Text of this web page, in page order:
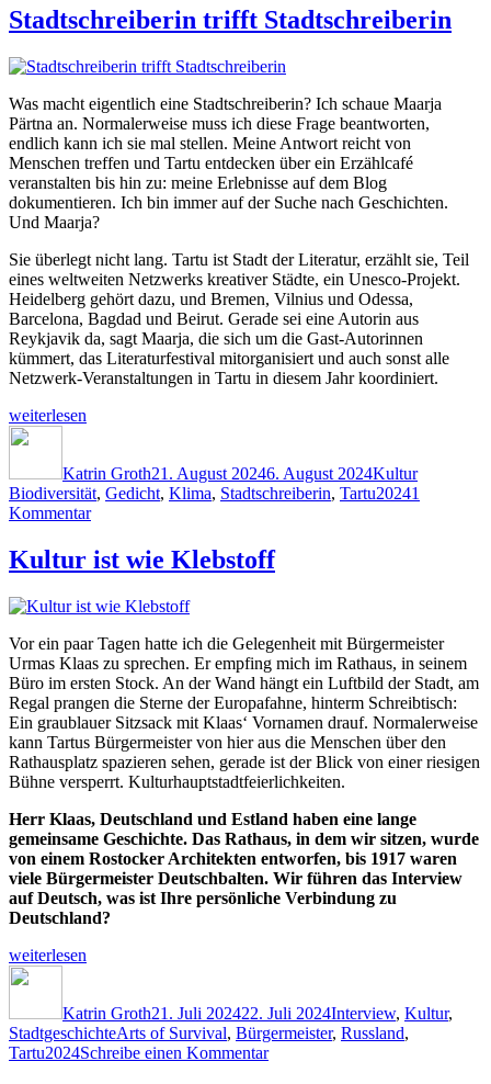
plant
man
Kulturhauptstadtjahr,
Torp?
Stadtschreiberin trifft Stadtschreiberin
Was macht eigentlich eine Stadtschreiberin? Ich schaue Maarja
Pärtna an. Normalerweise muss ich diese Frage beantworten,
endlich kann ich sie mal stellen. Meine Antwort reicht von
Menschen treffen und Tartu entdecken über ein Erzählcafé
veranstalten bis hin zu: meine Erlebnisse auf dem Blog
dokumentieren. Ich bin immer auf der Suche nach Geschichten.
Und Maarja?
Sie überlegt nicht lang. Tartu ist Stadt der Literatur, erzählt sie, Teil
eines weltweiten Netzwerks kreativer Städte, ein Unesco-Projekt.
Heidelberg gehört dazu, und Bremen, Vilnius und Odessa,
Barcelona, Bagdad und Beirut. Gerade sei eine Autorin aus
Reykjavik da, sagt Maarja, die sich um die Gast-Autorinnen
kümmert, das Literaturfestival mitorganisiert und auch sonst alle
Netzwerk-Veranstaltungen in Tartu in diesem Jahr koordiniert.
„Stadtschreiberin
trifft
weiterlesen
Katrin Groth21. August 20246. August 2024Kultur
Biodiversität, Gedicht, Klima, Stadtschreiberin, Tartu20241
Kommentarzu
trifft
Stadtschreiberin
Kultur ist wie Klebstoff
Vor ein paar Tagen hatte ich die Gelegenheit mit Bürgermeister
Urmas Klaas zu sprechen. Er empfing mich im Rathaus, in seinem
Büro im ersten Stock. An der Wand hängt ein Luftbild der Stadt, am
Regal prangen die Sterne der Europafahne, hinterm Schreibtisch:
Ein graublauer Sitzsack mit Klaas‘ Vornamen drauf. Normalerweise
kann Tartus Bürgermeister von hier aus die Menschen über den
Rathausplatz spazieren sehen, gerade ist der Blick von einer riesigen
Bühne versperrt. Kulturhauptstadtfeierlichkeiten.
Herr Klaas, Deutschland und Estland haben eine lange
gemeinsame Geschichte. Das Rathaus, in dem wir sitzen, wurde
von einem Rostocker Architekten entworfen, bis 1917 waren
viele Bürgermeister Deutschbalten. Wir führen das Interview
auf Deutsch, was ist Ihre persönliche Verbindung zu
Deutschland?
„Kultur
ist
Klebstoff“
weiterlesen
Katrin Groth21. Juli 202422. Juli 2024Interview, Kultur,
StadtgeschichteSchlagwörter
Arts of Survival, Bürgermeister, Russland,
Tartu2024Schreibe einen Kommentarzu